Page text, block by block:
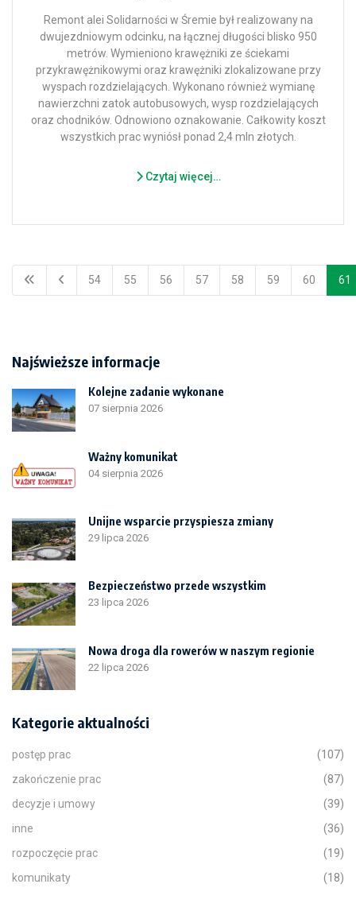
Remont alei Solidarności w Śremie był realizowany na
dwujezdniowym odcinku, na łącznej długości blisko 950
metrów. Wymieniono krawężniki ze ściekami
przykrawężnikowymi oraz krawężniki zlokalizowane przy
wyspach rozdzielających. Wykonano również wymianę
nawierzchni zatok autobusowych, wysp rozdzielających
oraz chodników. Odnowiono oznakowanie. Całkowity koszt
wszystkich prac wyniósł ponad 2,4 mln złotych.
Czytaj więcej…
54 55 56 57 58 59 60 61
Najświeższe informacje
Kolejne zadanie wykonane
07 sierpnia 2026
Ważny komunikat
04 sierpnia 2026
Unijne wsparcie przyspiesza zmiany
29 lipca 2026
Bezpieczeństwo przede wszystkim
23 lipca 2026
Nowa droga dla rowerów w naszym regionie
22 lipca 2026
Kategorie aktualności
postęp prac
(107)
zakończenie prac
(87)
decyzje i umowy
(39)
inne
(36)
rozpoczęcie prac
(19)
komunikaty
(18)